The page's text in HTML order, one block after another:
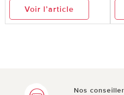
Voir l’article
Nos